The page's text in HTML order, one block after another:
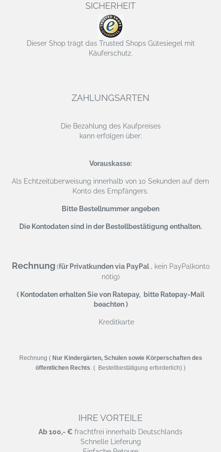
SICHERHEIT
Dieser Shop trägt das Trusted Shops Gütesiegel mit
Käuferschutz.
ZAHLUNGSARTEN
Die Bezahlung des Kaufpreises
kann erfolgen über:
Vorauskasse:
Als Echtzeitüberweisung innerhalb von 10 Sekunden auf dem
Konto des Empfängers.
Bitte Bestellnummer angeben
Die Kontodaten sind in der Bestellbestätigung enthalten.
Rechnung (für Privatkunden via PayPal, kein PayPalkonto
nötig)
( Kontodaten erhalten Sie von Ratepay, bitte Ratepay-Mail
beachten )
Kreditkarte
Rechnung ( Nur Kindergärten, Schulen sowie Körperschaften des
öffentlichen Rechts. ( Bestellbestätigung erforderlich) )
IHRE VORTEILE
Ab 100,- € frachtfrei innerhalb Deutschlands
Schnelle Lieferung